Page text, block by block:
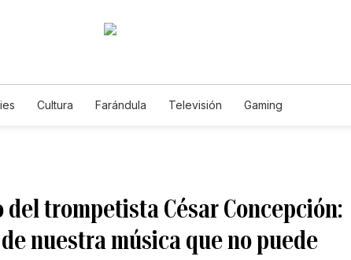
Cultura Farándula Televisión Gaming
trompetista César Concepción:
nuestra música que no puede